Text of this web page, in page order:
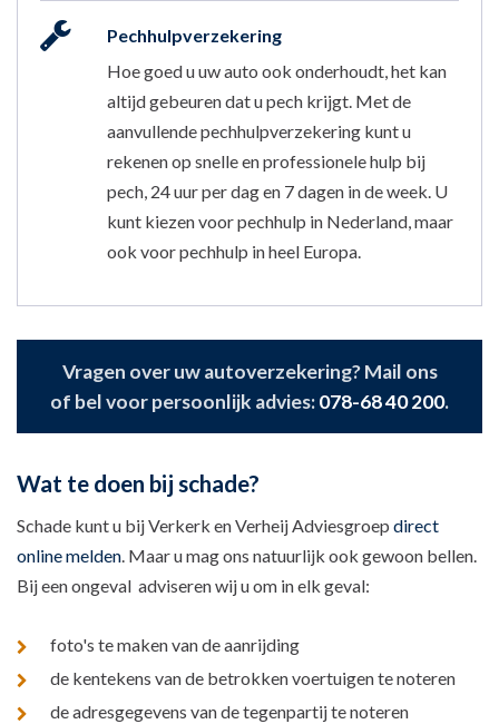
Pechhulpverzekering
Hoe goed u uw auto ook onderhoudt, het kan
altijd gebeuren dat u pech krijgt. Met de
aanvullende pechhulpverzekering kunt u
rekenen op snelle en professionele hulp bij
pech, 24 uur per dag en 7 dagen in de week. U
kunt kiezen voor pechhulp in Nederland, maar
ook voor pechhulp in heel Europa.
Vragen over uw autoverzekering? Mail ons
of bel voor persoonlijk advies:078-68 40 200.
Wat te doen bij schade?
Schade kunt u bij Verkerk en Verheij Adviesgroep direct
online melden. Maar u mag ons natuurlijk ook gewoon bellen.
Bij een ongeval adviseren wij u om in elk geval:
foto's te maken van de aanrijding
de kentekens van de betrokken voertuigen te noteren
de adresgegevens van de tegenpartij te noteren